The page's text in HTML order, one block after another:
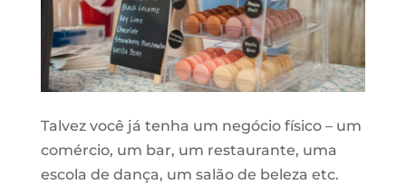
Talvez você já tenha um negócio físico – um
comércio, um bar, um restaurante, uma
escola de dança, um salão de beleza etc.